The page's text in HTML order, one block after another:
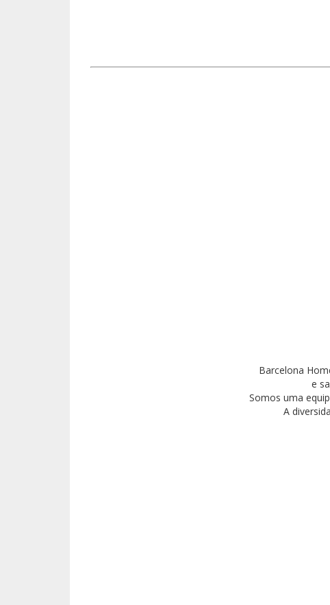
Barcelona
e
Somos uma
A